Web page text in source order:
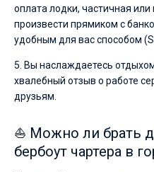
оплата лодки, частичная
произвести прямиком с
удобным для вас способом
5. Вы наслаждаетесь
хвалебный отзыв о работе
друзьям.
⛵ Можно ли брать
бербоут чартера в